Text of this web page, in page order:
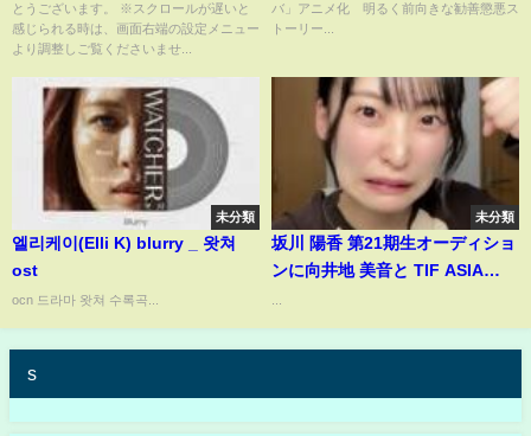
う。２度目はもうないですか
ら」 【恐怖デスク】
とうございます。 ※スクロールが遅いと
感じられる時は、画面右端の設定メニュー
より調整しご覧くださいませ...
バ」アニメ化 明るく前向きな勧善懲悪ス
トーリー...
未分類
엘리케이(Elli K) blurry _ 왓쳐
ost
ocn 드라마 왓쳐 수록곡...
未分類
坂川 陽香 第21期生オーディショ
ンに向井地 美音と TIF ASIA
彩永 久保 姫菜乃 Hiyuka
Sakagawa AKB48
s